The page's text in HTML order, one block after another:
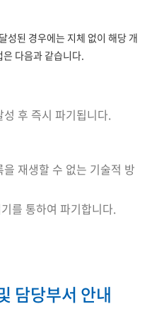
성된 경우에는 지체 없이 해당 개
다음과 같습니다.
후 즉시 파기됩니다.
재생할 수 없는 기술적 방
를 통하여 파기합니다.
담당부서 안내